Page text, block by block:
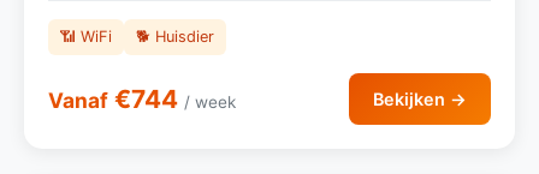
📶 WiFi 🐕 Huisdier
Vanaf €744 / week Bekijken →